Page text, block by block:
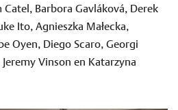
Barbora Gavláková, Derek
Ito, Agnieszka Małecka,
Oyen, Diego Scaro, Georgi
Vinson en Katarzyna